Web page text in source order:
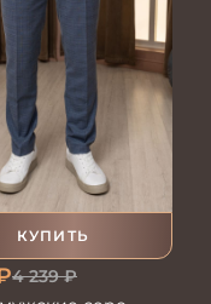
КУПИТЬ
4 239₽